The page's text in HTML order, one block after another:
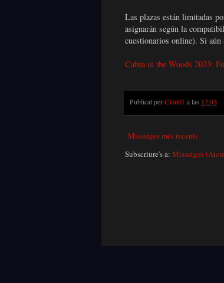
Las plazas están limitadas
asignarán según la
cuestionarios online). Si aún
Cabin in the Woods 2023:
Publicat per Clon01 a las 12:03
Missatges més recents
Subscriure's a: Missatges